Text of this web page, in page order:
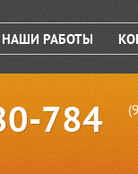
НАШИ РАБОТЫ
784